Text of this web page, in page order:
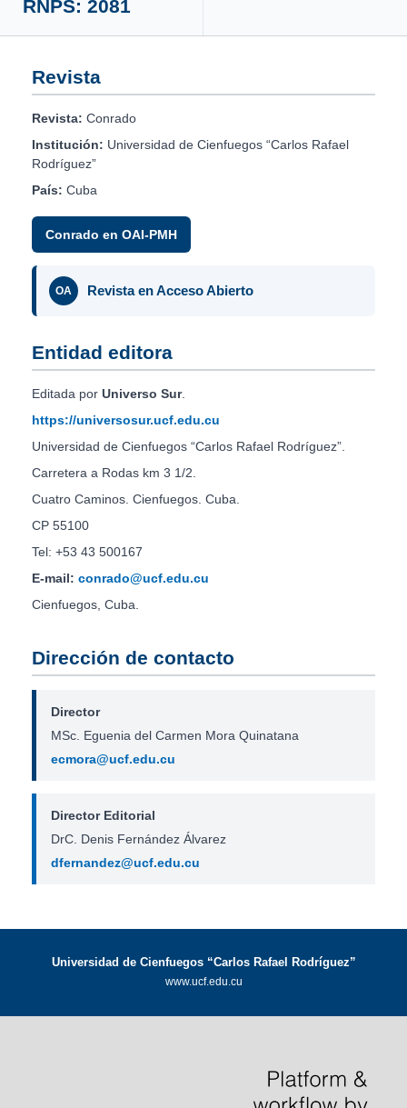
RNPS: 2081
Revista
Revista: Conrado
Institución: Universidad de Cienfuegos “Carlos Rafael
Rodríguez”
País: Cuba
Conrado en OAI-PMH
OA Revista en Acceso Abierto
Entidad editora
Editada por Universo Sur.
https://universosur.ucf.edu.cu
Universidad de Cienfuegos “Carlos Rafael Rodríguez”.
Carretera a Rodas km 3 1/2.
Cuatro Caminos. Cienfuegos. Cuba.
CP 55100
Tel: +53 43 500167
E-mail: conrado@ucf.edu.cu
Cienfuegos, Cuba.
Dirección de contacto
Director
MSc. Eguenia del Carmen Mora Quinatana
ecmora@ucf.edu.cu
Director Editorial
DrC. Denis Fernández Álvarez
dfernandez@ucf.edu.cu
Universidad de Cienfuegos “Carlos Rafael Rodríguez”
www.ucf.edu.cu